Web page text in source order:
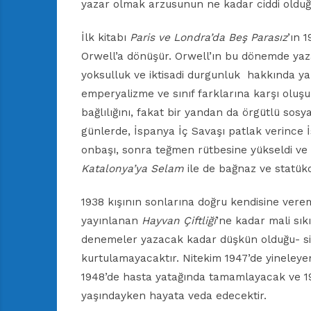
yazar olmak arzusunun ne kadar ciddi
İlk kitabı Paris ve Londra’da Beş Parasız’ın
Orwell’a dönüşür. Orwell’ın bu dönemde
yoksulluk ve iktisadi durgunluk
hakkında
emperyalizme ve sınıf farklarına karşı
bağlılığını, fakat bir yandan da örgütlü
günlerde, İspanya İç Savaşı patlak verince
onbaşı, sonra teğmen rütbesine yükseldi ve
Katalonya’ya Selam ile de bağnaz ve
1938 kışının sonlarına doğru kendisine
yayınlanan Hayvan Çiftliği’ne kadar mali
denemeler yazacak kadar düşkün olduğu-
kurtulamayacaktır. Nitekim 1947’de
1948’de hasta yatağında tamamlayacak ve
yaşındayken hayata veda edecektir.